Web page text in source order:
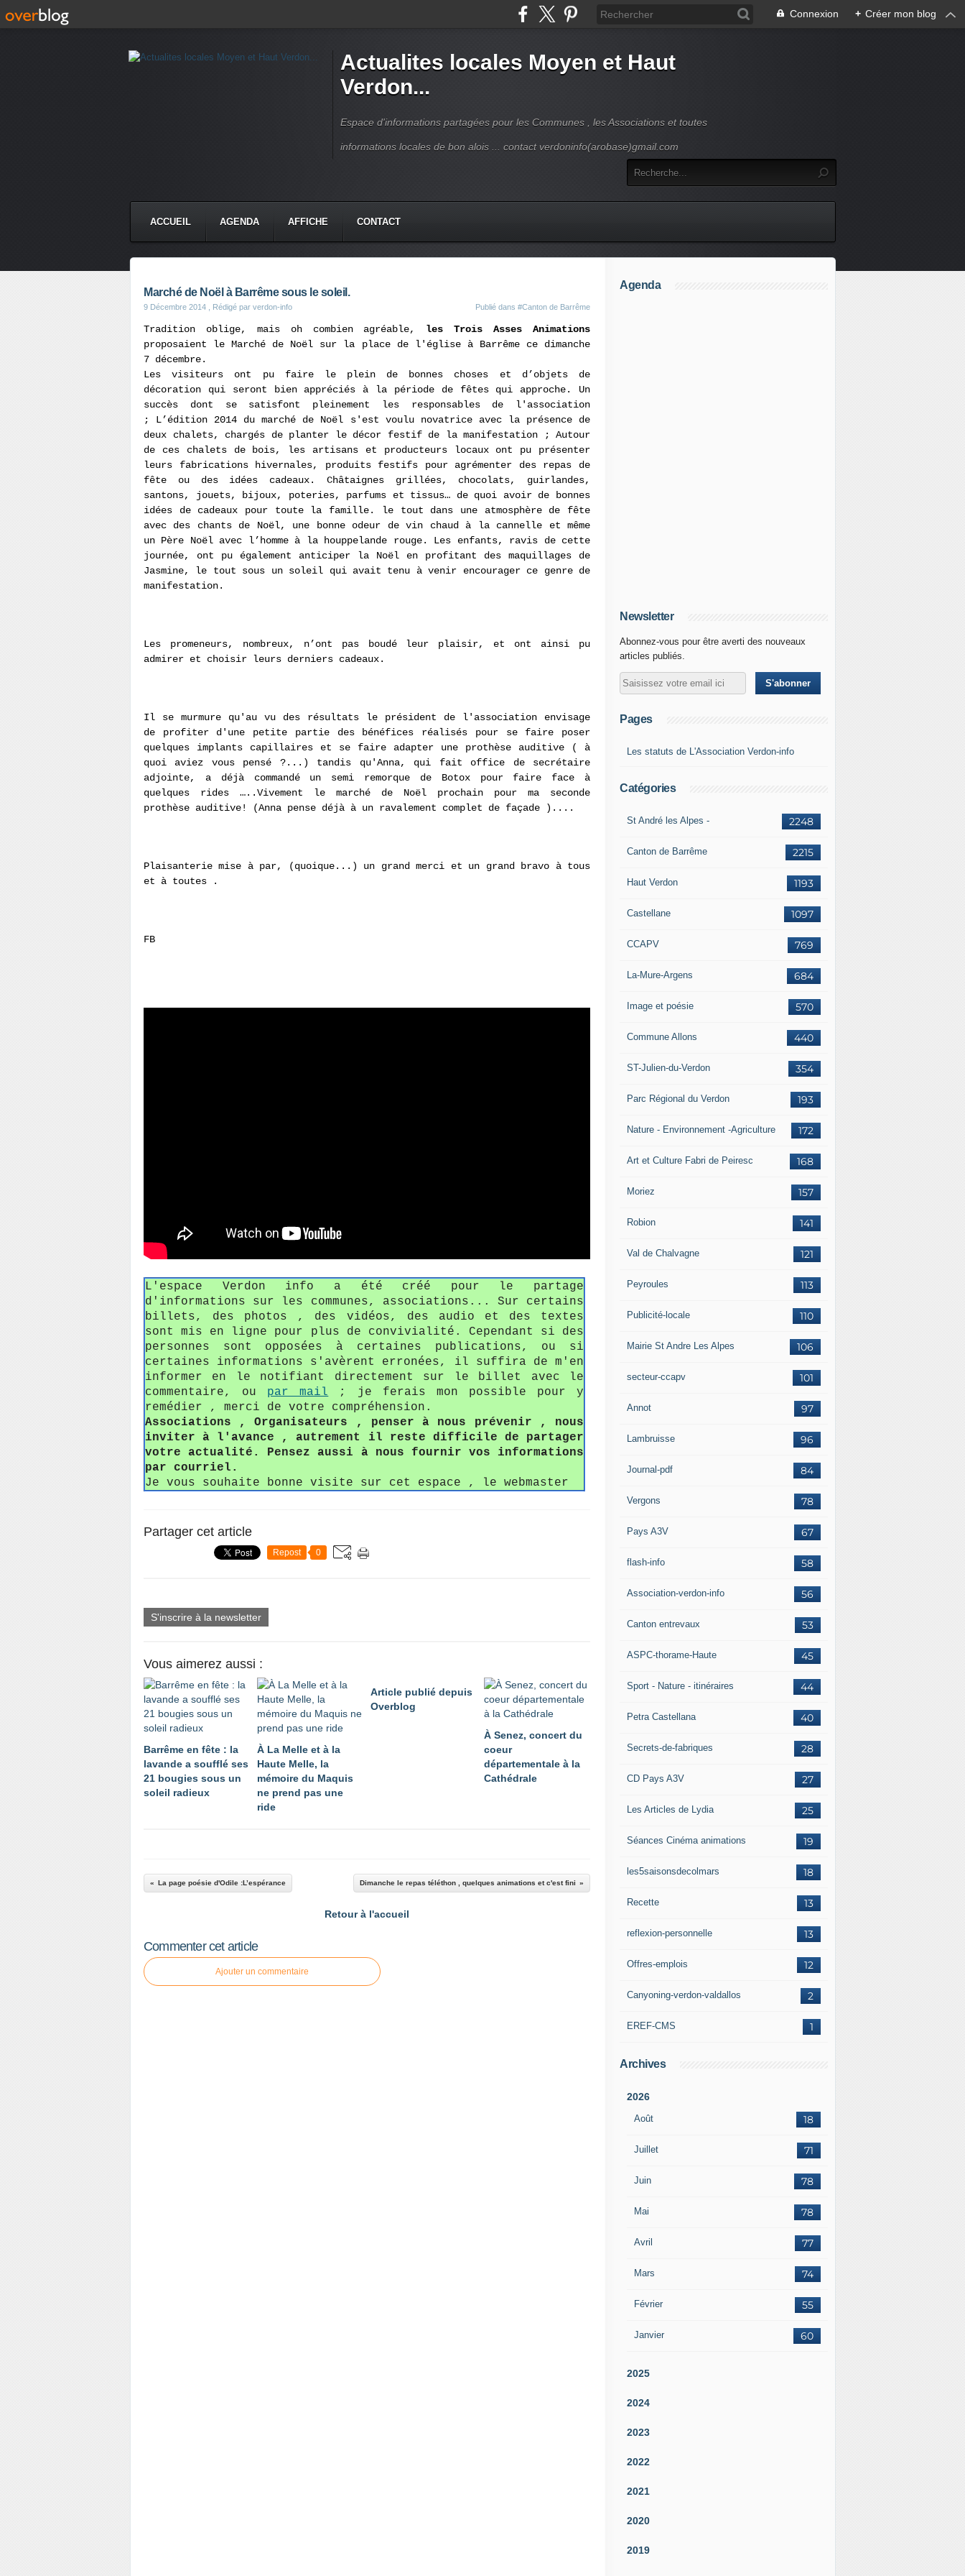
Connexion + Créer mon blog
Actualites locales Moyen et Haut
Verdon...
Espace d'informations partagées pour les Communes , les Associations et toutes
informations locales de bon alois ... contact verdoninfo(arobase)gmail.com
ACCUEIL AGENDA AFFICHE CONTACT
Marché de Noël à Barrême sous le soleil.
9 Décembre 2014 , Rédigé par verdon-info Publié dans #Canton de Barrême
Tradition oblige, mais oh combien agréable, les Trois Asses Animations
proposaient le Marché de Noël sur la place de l'église à Barrême ce dimanche
7 décembre.
Les visiteurs ont pu faire le plein de bonnes choses et d’objets de
décoration qui seront bien appréciés à la période de fêtes qui approche. Un
succès dont se satisfont pleinement les responsables de l'association
; L’édition 2014 du marché de Noël s'est voulu novatrice avec la présence de
deux chalets, chargés de planter le décor festif de la manifestation ; Autour
de ces chalets de bois, les artisans et producteurs locaux ont pu présenter
leurs fabrications hivernales, produits festifs pour agrémenter des repas de
fête ou des idées cadeaux. Châtaignes grillées, chocolats, guirlandes,
santons, jouets, bijoux, poteries, parfums et tissus… de quoi avoir de bonnes
idées de cadeaux pour toute la famille. le tout dans une atmosphère de fête
avec des chants de Noël, une bonne odeur de vin chaud à la cannelle et même
un Père Noël avec l’homme à la houppelande rouge. Les enfants, ravis de cette
journée, ont pu également anticiper la Noël en profitant des maquillages de
Jasmine, le tout sous un soleil qui avait tenu à venir encourager ce genre de
manifestation.
Les promeneurs, nombreux, n’ont pas boudé leur plaisir, et ont ainsi pu
admirer et choisir leurs derniers cadeaux.
Il se murmure qu'au vu des résultats le président de l'association envisage
de profiter d'une petite partie des bénéfices réalisés pour se faire poser
quelques implants capillaires et se faire adapter une prothèse auditive ( à
quoi aviez vous pensé ?...) tandis qu'Anna, qui fait office de secrétaire
adjointe, a déjà commandé un semi remorque de Botox pour faire face à
quelques rides …..Vivement le marché de Noël prochain pour ma seconde
prothèse auditive! (Anna pense déjà à un ravalement complet de façade )....
Plaisanterie mise à par, (quoique...) un grand merci et un grand bravo à tous
et à toutes .
FB
L'espace Verdon info a été créé pour le partage
d'informations sur les communes, associations... Sur certains
billets, des photos , des vidéos, des audio et des textes
sont mis en ligne pour plus de convivialité. Cependant si des
personnes sont opposées à certaines publications, ou si
certaines informations s'avèrent erronées, il suffira de m'en
informer en le notifiant directement sur le billet avec le
commentaire, ou par mail ; je ferais mon possible pour y
remédier , merci de votre compréhension.
Associations , Organisateurs , penser à nous prévenir , nous
inviter à l'avance , autrement il reste difficile de partager
votre actualité. Pensez aussi à nous fournir vos informations
par courriel.
Je vous souhaite bonne visite sur cet espace , le webmaster
Partager cet article
Repost 0
S'inscrire à la newsletter
Vous aimerez aussi :
Barrême en fête : la
lavande a soufflé ses
21 bougies sous un
soleil radieux
À La Melle et à la
Haute Melle, la
mémoire du Maquis
ne prend pas une
ride
Article publié depuis
Overblog
À Senez, concert du
coeur
départementale à la
Cathédrale
La page poésie d'Odile :L’espérance Dimanche le repas téléthon , quelques animations et c'est fini
Retour à l'accueil
Commenter cet article
Ajouter un commentaire
Agenda
Newsletter
Abonnez-vous pour être averti des nouveaux
articles publiés.
Pages
Les statuts de L'Association Verdon-info
Catégories
2248
St André les Alpes -
2215
Canton de Barrême
1193
Haut Verdon
1097
Castellane
769
CCAPV
684
La-Mure-Argens
570
Image et poésie
440
Commune Allons
354
ST-Julien-du-Verdon
193
Parc Régional du Verdon
172
Nature - Environnement -Agriculture
168
Art et Culture Fabri de Peiresc
157
Moriez
141
Robion
121
Val de Chalvagne
113
Peyroules
110
Publicité-locale
106
Mairie St Andre Les Alpes
101
secteur-ccapv
97
Annot
96
Lambruisse
84
Journal-pdf
78
Vergons
67
Pays A3V
58
flash-info
56
Association-verdon-info
53
Canton entrevaux
45
ASPC-thorame-Haute
44
Sport - Nature - itinéraires
40
Petra Castellana
28
Secrets-de-fabriques
27
CD Pays A3V
25
Les Articles de Lydia
19
Séances Cinéma animations
18
les5saisonsdecolmars
13
Recette
13
reflexion-personnelle
12
Offres-emplois
2
Canyoning-verdon-valdallos
1
EREF-CMS
Archives
2026
Août 18
Juillet 71
Juin 78
Mai 78
Avril 77
Mars 74
Février 55
Janvier 60
2025
2024
2023
2022
2021
2020
2019